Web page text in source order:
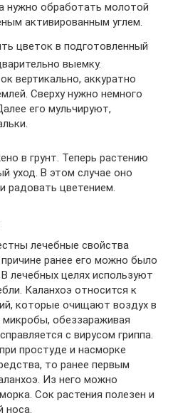
нужно обработать молотой
активированным углем.
цветок в подготовленный
выемку.
вертикально, аккуратно
Сверху нужно немного
его мульчируют,
в грунт. Теперь растению
уход. В этом случае оно
радовать цветением.
лечебные свойства
ранее его можно было
лечебных целях используют
Каланхоэ относится к
которые очищают воздух в
обеззараживая
с вирусом гриппа.
простуде и насморке
то ранее первым
Из него можно
Сок растения полезен и
носа.